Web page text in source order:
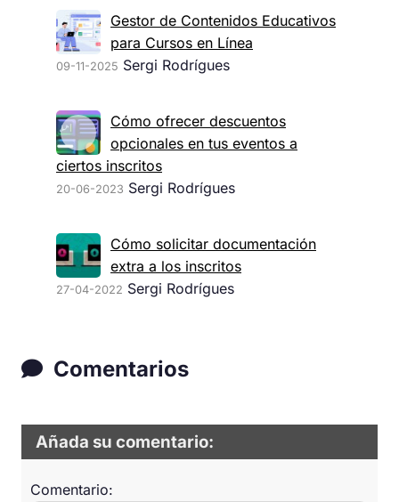
Gestor de Contenidos Educativos
para Cursos en Línea
09-11-2025 Sergi Rodrígues
Cómo ofrecer descuentos
opcionales en tus eventos a
ciertos inscritos
20-06-2023 Sergi Rodrígues
Cómo solicitar documentación
extra a los inscritos
27-04-2022 Sergi Rodrígues
Comentarios
Añada su comentario:
Comentario: